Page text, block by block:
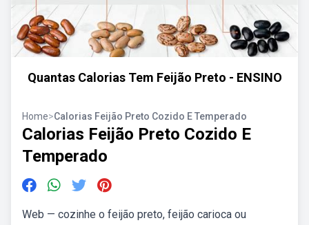
Quantas Calorias Tem Feijão Preto - ENSINO
Home>Calorias Feijão Preto Cozido E Temperado
Calorias Feijão Preto Cozido E
Temperado
Web — cozinhe o feijão preto, feijão carioca ou